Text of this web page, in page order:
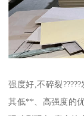
强度好,不碎裂
其低**、高强度的